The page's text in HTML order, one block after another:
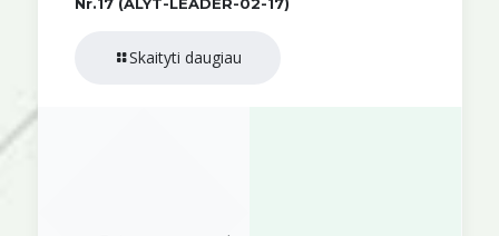
Nr.17 (ALYT-LEADER-02-17)
Skaityti daugiau